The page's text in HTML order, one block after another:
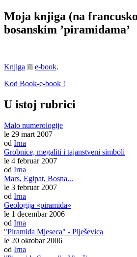
Moja knjiga (na
bosanskim ’piramidama’
Knjiga ili e-book.
Kod Book-e-book !
U istoj rubrici
Malo numerologije
le 29 mart 2007
od Irna
Grobnice, megaliti i tajanstveni simboli
le 4 februar 2007
od Irna
Mars, Egipat, Bosna...
le 3 februar 2007
od Irna
Geologija «piramida»
le 1 decembar 2006
od Irna
"Piramida Mjeseca" - Plješevica
le 20 oktobar 2006
od Irna